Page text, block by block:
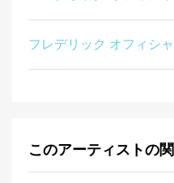
フレデリック オフィシ
このアーティストの